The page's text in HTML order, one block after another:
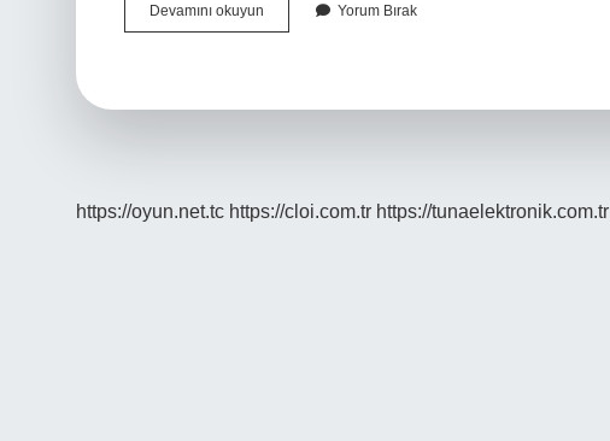
Devamını okuyun Karakalem
yaparken
Yorum Bırak
https://oyun.net.tc https://cloi.com.tr https://tunaelektronik.com.tr